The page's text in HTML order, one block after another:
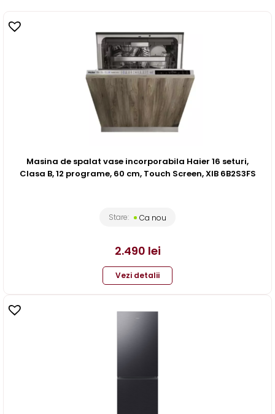
Masina de spalat vase incorporabila Haier 16 seturi,
Clasa B, 12 programe, 60 cm, Touch Screen, XIB 6B2S3FS
Stare: Ca nou
2.490 lei
Vezi detalii